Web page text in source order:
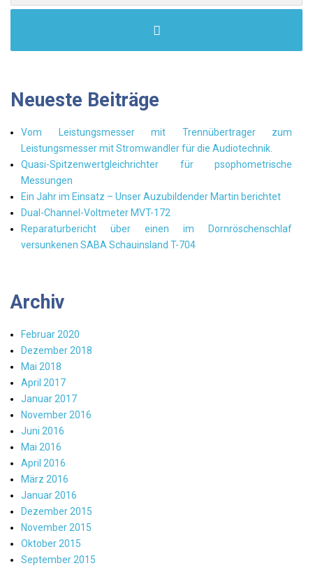
Neueste Beiträge
Vom Leistungsmesser mit Trennübertrager zum
Leistungsmesser mit Stromwandler für die Audiotechnik.
Quasi-Spitzenwertgleichrichter für psophometrische
Messungen
Ein Jahr im Einsatz – Unser Auzubildender Martin berichtet
Dual-Channel-Voltmeter MVT-172
Reparaturbericht über einen im Dornröschenschlaf
versunkenen SABA Schauinsland T-704
Archiv
Februar 2020
Dezember 2018
Mai 2018
April 2017
Januar 2017
November 2016
Juni 2016
Mai 2016
April 2016
März 2016
Januar 2016
Dezember 2015
November 2015
Oktober 2015
September 2015